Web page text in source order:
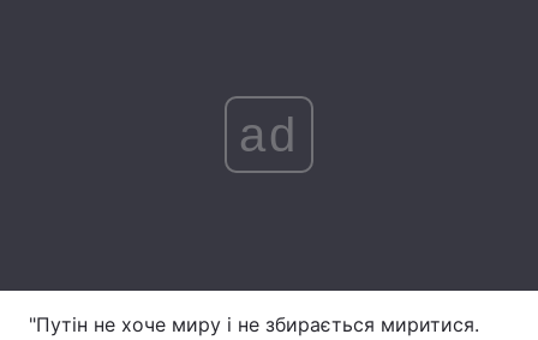
Тема оформлення
ad
"Путін не хоче миру і не збирається миритися.